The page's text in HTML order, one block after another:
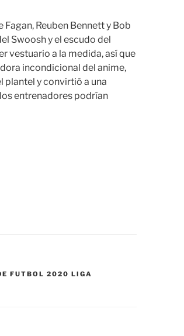
Reuben Bennett y Bob
Swoosh y el escudo del
vestuario a la medida, así que
incondicional del anime,
plantel y convirtió a una
entrenadores podrían
FUTBOL 2020 LIGA